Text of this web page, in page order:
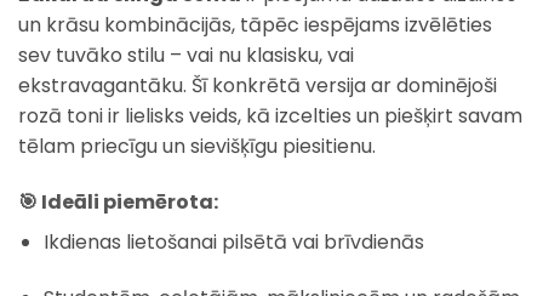
un krāsu kombinācijās, tāpēc iespējams izvēlēties
sev tuvāko stilu – vai nu klasisku, vai
ekstravagantāku. Šī konkrētā versija ar dominējoši
rozā toni ir lielisks veids, kā izcelties un piešķirt savam
tēlam priecīgu un sievišķīgu piesitienu.
🎯 Ideāli piemērota:
Ikdienas lietošanai pilsētā vai brīvdienās